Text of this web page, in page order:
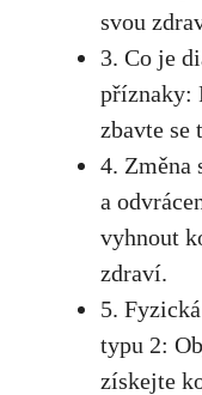
svou
3. Co je
příznaky:
zbavte se
4. Změna
a
vyhnout
zdraví.
5.
typu 2:⁢
získejte